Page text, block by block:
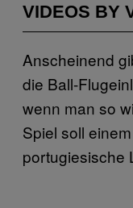
VIDEOS BY
Anscheinend
die Ball-
wenn man so
Spiel soll
portugiesische